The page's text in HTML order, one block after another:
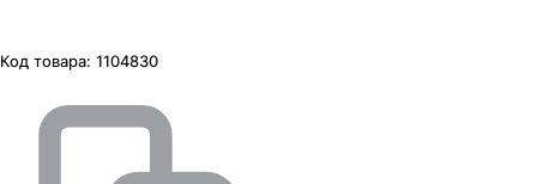
Код товара: 1104830